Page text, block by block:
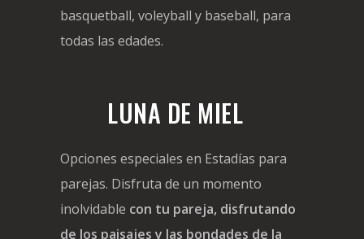
basquetball, voleyball y baseball, para
todas las edades.
LUNA DE MIEL
Opciones especiales en Estadías para
parejas. Disfruta de un momento
inolvidable con tu pareja, disfrutando
de los paisajes y las bondades de la